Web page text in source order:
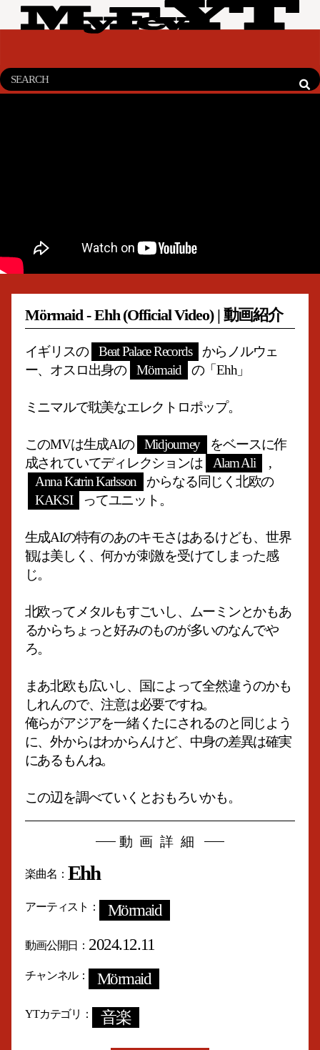
Mörmaid - Ehh (Official Video) | 動画紹介
イギリスの Beat Palace Records
からノルウェ
ー、オスロ出身の
Mörmaid の「Ehh」
ミニマルで耽美なエレクトロポップ。
このMVは生成AIの Midjourney
をベースに作
成されていてディレクションは
Alam Ali
,
Anna Katrin Karlsson
からなる同じく北欧の
KAKSI
ってユニット。
生成AIの特有のあのキモさはあるけども、世界
観は美しく、何かが刺激を受けてしまった感
じ。
北欧ってメタルもすごいし、ムーミンとかもあ
るからちょっと好みのものが多いのなんでや
ろ。
まあ北欧も広いし、国によって全然違うのかも
しれんので、注意は必要ですね。
俺らがアジアを一緒くたにされるのと同じよう
に、外からはわからんけど、中身の差異は確実
にあるもんね。
この辺を調べていくとおもろいかも。
動画詳細
楽曲名 Ehh
アーティスト Mörmaid
動画公開日 2024.12.11
チャンネル Mörmaid
YTカテゴリ 音楽